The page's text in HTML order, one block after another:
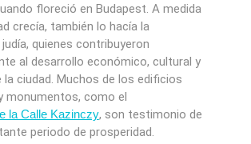
floreció en Budapest. A medida
crecía, también lo hacía la
quienes contribuyeron
al desarrollo económico, cultural y
ciudad. Muchos de los edificios
monumentos, como el
la Calle Kazinczy, son testimonio de
periodo de prosperidad.